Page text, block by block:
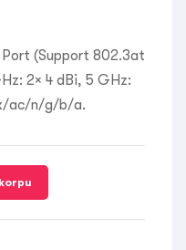
(Support 802.3at
2× 4 dBi, 5 GHz:
ac/n/g/b/a.